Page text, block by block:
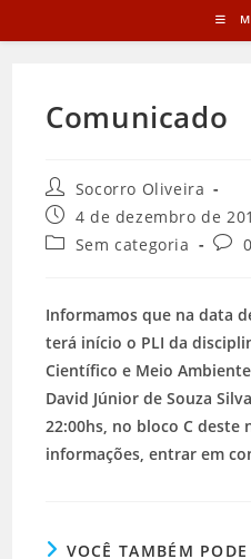
Comunicado
Socorro Oliveira
4 de dezembro de
Sem categoria
Informamos que na data
terá início o PLI da
Científico e Meio
David Júnior de Souza
22:00hs, no bloco C deste
informações, entrar em
VOCÊ TAMBÉM PODE